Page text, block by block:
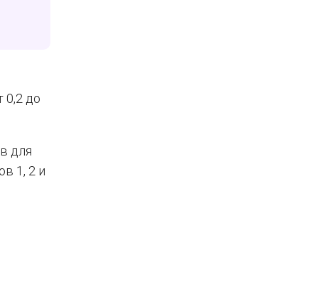
0,2 до
для
1, 2 и